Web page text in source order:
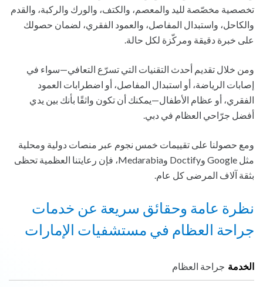
تخصصية مخصّصة لليد والمعصم، والكتف، والورك والركبة، والقدم
والكاحل، واستبدال المفاصل، والعمود الفقري، لضمان حصولك
على خبرة دقيقة ومركّزة لكل حالة.
ومن خلال تقديم أحدث التقنيات التي تسرّع التعافي—سواء في
إصابات الرياضة، أو استبدال المفاصل، أو اضطرابات العمود
الفقري، أو عظام الأطفال—يمكنك أن تكون واثقًا بأنك بين يدي
أفضل جرّاحي العظام في دبي.
ومع حصولنا على تقييمات خمس نجوم عبر منصات دولية ومحلية
مثل Google وDoctify وMedarabia، فإن رعايتنا العظمية تحظى
بثقة آلاف المرضى كل عام.
نظرة عامة وحقائق سريعة عن خدمات
جراحة العظام في مستشفيات الإمارات
الخدمة جراحة العظام